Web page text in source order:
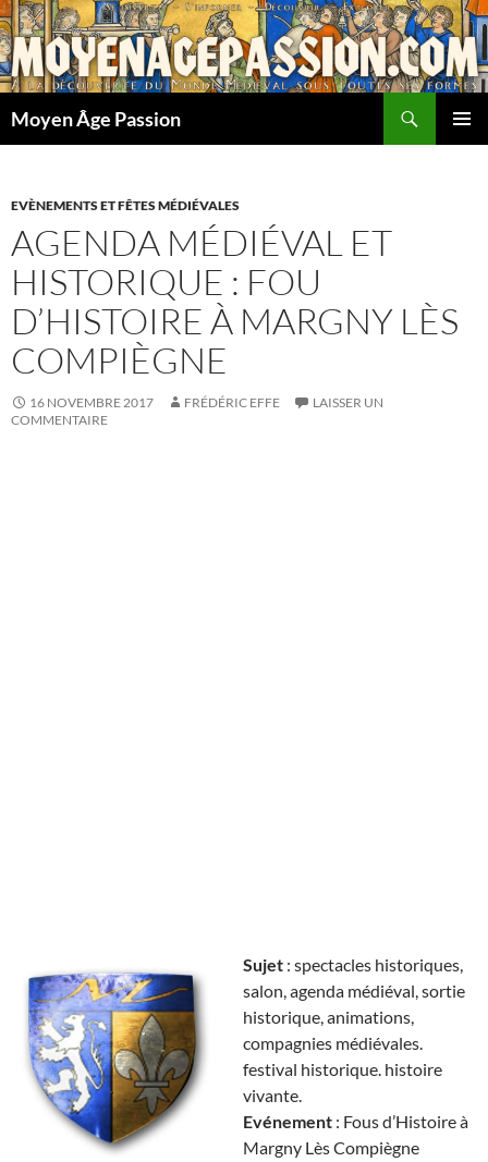
Aller
au
contenu
Moyen Âge Passion
EVÈNEMENTS ET FÊTES MÉDIÉVALES
AGENDA MÉDIÉVAL ET
HISTORIQUE : FOU
D’HISTOIRE À MARGNY LÈS
COMPIÈGNE
16 NOVEMBRE 2017 FRÉDÉRIC EFFE
LAISSER UN
COMMENTAIRE
Sujet : spectacles historiques,
salon, agenda médiéval, sortie
historique, animations,
compagnies médiévales.
festival historique. histoire
vivante.
Evénement : Fous d’Histoire à
Margny Lès Compiègne